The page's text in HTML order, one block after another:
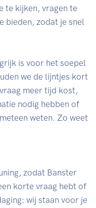
te kijken, vragen te
bieden, zodat je snel
is voor het soepel
we de lijntjes kort
meer tijd kost,
nodig hebben of
weten. Zo weet
zodat Banster
korte vraag hebt of
wij staan voor je